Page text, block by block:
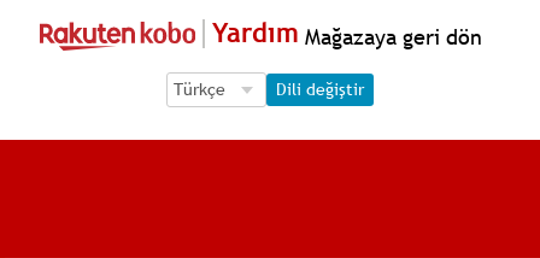
Yardım Mağazaya geri dön
Language Selection
Language Selection
Dili değiştir